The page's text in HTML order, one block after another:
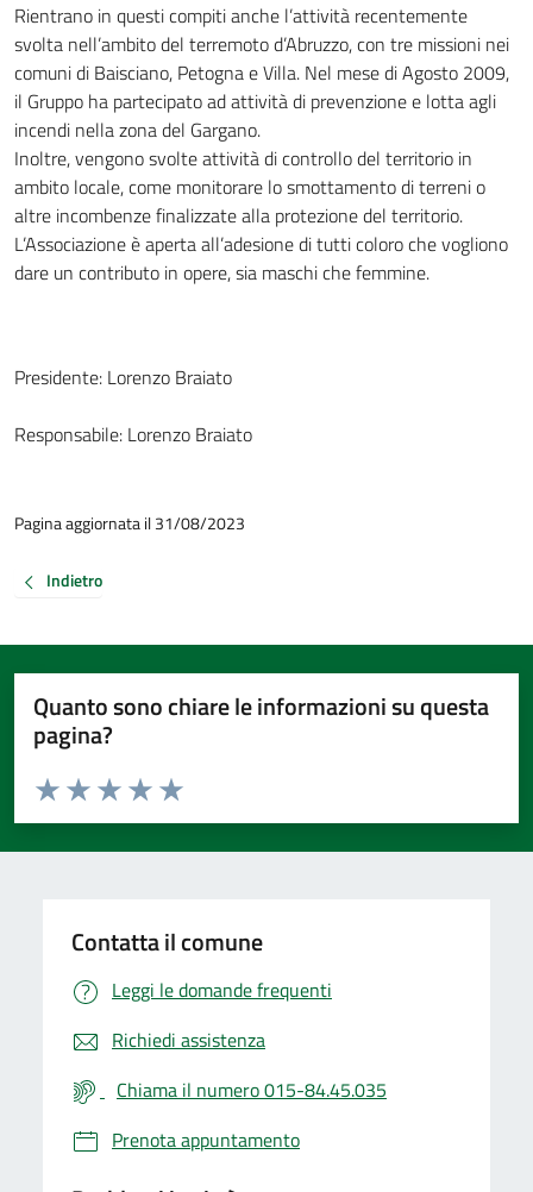
Rientrano in questi compiti anche l’attività recentemente
svolta nell’ambito del terremoto d’Abruzzo, con tre missioni nei
comuni di Baisciano, Petogna e Villa. Nel mese di Agosto 2009,
il Gruppo ha partecipato ad attività di prevenzione e lotta agli
incendi nella zona del Gargano.
Inoltre, vengono svolte attività di controllo del territorio in
ambito locale, come monitorare lo smottamento di terreni o
altre incombenze finalizzate alla protezione del territorio.
L’Associazione è aperta all’adesione di tutti coloro che vogliono
dare un contributo in opere, sia maschi che femmine.
Presidente: Lorenzo Braiato
Responsabile: Lorenzo Braiato
Pagina aggiornata il 31/08/2023
Indietro
Quanto sono chiare le informazioni su questa
pagina?
Valuta da 1 a 5 stelle la pagina
Valuta 5 stelle su 5
Valuta 4 stelle su 5
Valuta 3 stelle su 5
Valuta 2 stelle su 5
Valuta 1 stelle su 5
Contatta il comune
Leggi le domande frequenti
Richiedi assistenza
Chiama il numero 015-84.45.035
Prenota appuntamento